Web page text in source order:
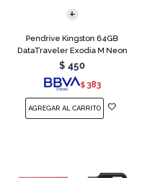
Pendrive Kingston 64GB
DataTraveler Exodia M Neon
Pink
$ 450
$ 383